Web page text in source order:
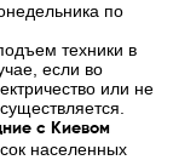
по
техники в
если во
или не
с Киевом
населенных